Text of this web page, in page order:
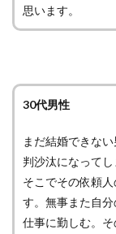
思います。
30代男性
まだ結婚できな
判沙汰になって
そこでその依頼
す。無事また自
仕事に勤しむ。